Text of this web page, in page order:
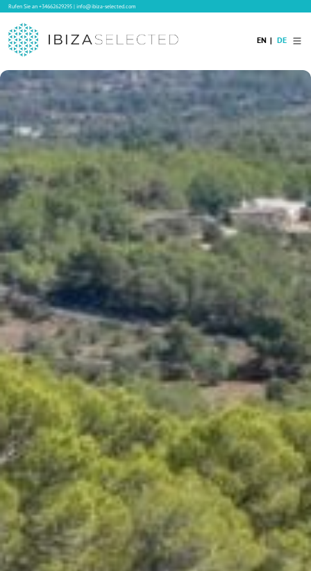
Rufen Sie an+34662629295|info@ibiza-selected.com
Home
Ibiza Villas
Langzeitvermietung auf Ibiza
Verkauf
Services
Kontakt
EN DE